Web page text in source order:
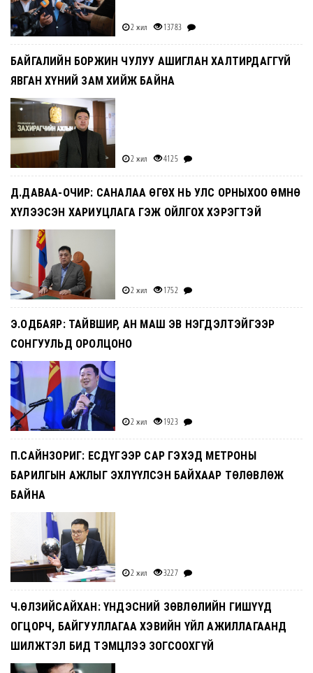
2 жил 13783
БАЙГАЛИЙН БОРЖИН ЧУЛУУ АШИГЛАН ХАЛТИРДАГГҮЙ
ЯВГАН ХҮНИЙ ЗАМ ХИЙЖ БАЙНА
2 жил 4125
Д.ДАВАА-ОЧИР: САНАЛАА ӨГӨХ НЬ УЛС ОРНЫХОО ӨМНӨ
ХҮЛЭЭСЭН ХАРИУЦЛАГА ГЭЖ ОЙЛГОХ ХЭРЭГТЭЙ
2 жил 1752
Э.ОДБАЯР: ТАЙВШИР, АН МАШ ЭВ НЭГДЭЛТЭЙГЭЭР
СОНГУУЛЬД ОРОЛЦОНО
2 жил 1923
П.САЙНЗОРИГ: ЕСДҮГЭЭР САР ГЭХЭД МЕТРОНЫ
БАРИЛГЫН АЖЛЫГ ЭХЛҮҮЛСЭН БАЙХААР ТӨЛӨВЛӨЖ
БАЙНА
2 жил 3227
Ч.ӨЛЗИЙСАЙХАН: ҮНДЭСНИЙ ЗӨВЛӨЛИЙН ГИШҮҮД
ОГЦОРЧ, БАЙГУУЛЛАГАА ХЭВИЙН ҮЙЛ АЖИЛЛАГААНД
ШИЛЖТЭЛ БИД ТЭМЦЛЭЭ ЗОГСООХГҮЙ